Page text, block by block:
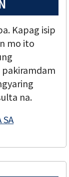
Kapag isip
mo ito
na.
SA